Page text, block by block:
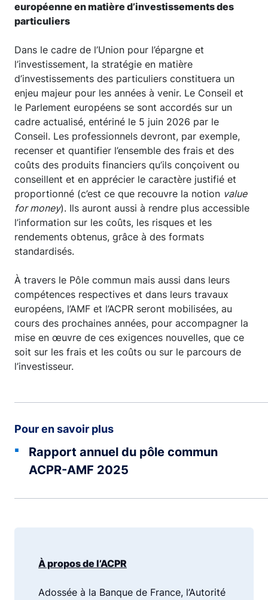
européenne en matière d’investissements des
particuliers
Dans le cadre de l’Union pour l’épargne et
l’investissement, la stratégie en matière
d’investissements des particuliers constituera un
enjeu majeur pour les années à venir. Le Conseil et
le Parlement européens se sont accordés sur un
cadre actualisé, entériné le 5 juin 2026 par le
Conseil. Les professionnels devront, par exemple,
recenser et quantifier l’ensemble des frais et des
coûts des produits financiers qu’ils conçoivent ou
conseillent et en apprécier le caractère justifié et
proportionné (c’est ce que recouvre la notion value
for money). Ils auront aussi à rendre plus accessible
l’information sur les coûts, les risques et les
rendements obtenus, grâce à des formats
standardisés.
À travers le Pôle commun mais aussi dans leurs
compétences respectives et dans leurs travaux
européens, l’AMF et l’ACPR seront mobilisées, au
cours des prochaines années, pour accompagner la
mise en œuvre de ces exigences nouvelles, que ce
soit sur les frais et les coûts ou sur le parcours de
l’investisseur.
Pour en savoir plus
Rapport annuel du pôle commun
ACPR-AMF 2025
À propos de l’ACPR
Adossée à la Banque de France, l’Autorité